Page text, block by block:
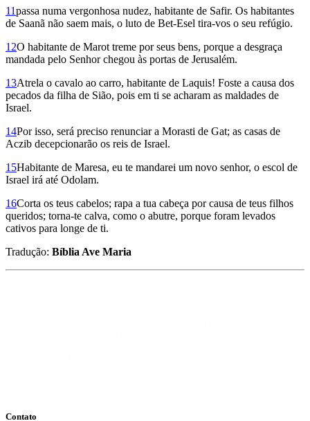
11passa numa vergonhosa nudez, habitante de Safir. Os habitantes
de Saanã não saem mais, o luto de Bet-Esel tira-vos o seu refúgio.
12O habitante de Marot treme por seus bens, porque a desgraça
mandada pelo Senhor chegou às portas de Jerusalém.
13Atrela o cavalo ao carro, habitante de Laquis! Foste a causa dos
pecados da filha de Sião, pois em ti se acharam as maldades de
Israel.
14Por isso, será preciso renunciar a Morasti de Gat; as casas de
Aczib decepcionarão os reis de Israel.
15Habitante de Maresa, eu te mandarei um novo senhor, o escol de
Israel irá até Odolam.
16Corta os teus cabelos; rapa a tua cabeça por causa de teus filhos
queridos; torna-te calva, como o abutre, porque foram levados
cativos para longe de ti.
Tradução: Bíblia Ave Maria
Contato